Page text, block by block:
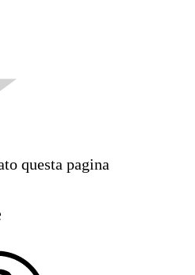
questa pagina